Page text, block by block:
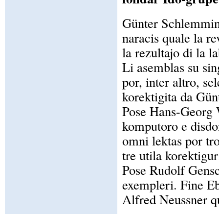
Günter
naracis quale la
la rezultajo di la
Li asemblas su
por, inter altro,
korektigita da
Pose Hans-
komputoro e
omni lektas por
tre utila
Pose Rudolf
exempleri. Fine
Alfred Neussner